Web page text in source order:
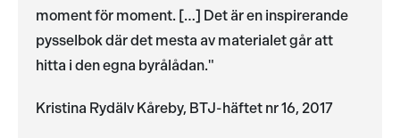
moment för moment. […] Det är en inspirerande
pysselbok där det mesta av materialet går att
hitta i den egna byrålådan."
Kristina Rydälv Kåreby, BTJ-häftet nr 16, 2017